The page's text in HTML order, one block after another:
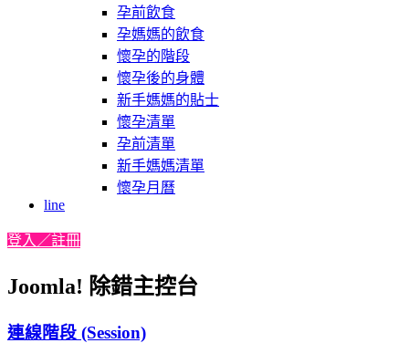
孕前飲食
孕媽媽的飲食
懷孕的階段
懷孕後的身體
新手媽媽的貼士
懷孕清單
孕前清單
新手媽媽清單
懷孕月曆
line
登入／註冊
Joomla! 除錯主控台
連線階段 (Session)